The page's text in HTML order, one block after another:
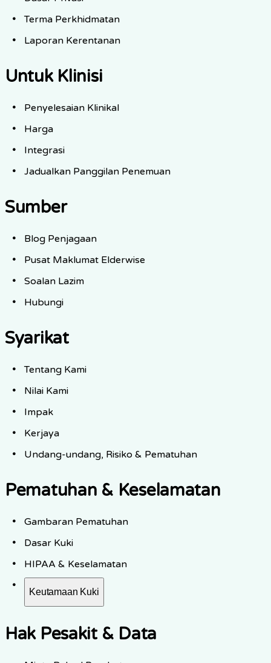
Terma Perkhidmatan
Laporan Kerentanan
Untuk Klinisi
Penyelesaian Klinikal
Harga
Integrasi
Jadualkan Panggilan Penemuan
Sumber
Blog Penjagaan
Pusat Maklumat Elderwise
Soalan Lazim
Hubungi
Syarikat
Tentang Kami
Nilai Kami
Impak
Kerjaya
Undang-undang, Risiko & Pematuhan
Pematuhan & Keselamatan
Gambaran Pematuhan
Dasar Kuki
HIPAA & Keselamatan
Keutamaan Kuki
Hak Pesakit & Data